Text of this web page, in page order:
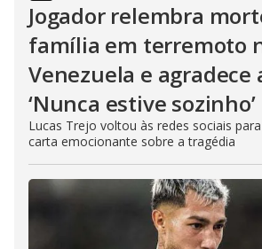
Jogador relembra
família em terremoto
Venezuela e agradece
‘Nunca estive sozinho’
Lucas Trejo voltou às redes sociais
carta emocionante sobre a tragédia